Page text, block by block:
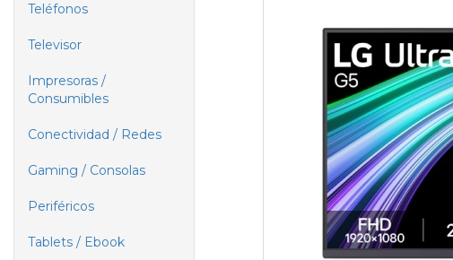
Teléfonos
Televisor
Impresoras /
Consumibles
Conectividad / Redes
Gaming / Consolas
Periféricos
Tablets / Ebook